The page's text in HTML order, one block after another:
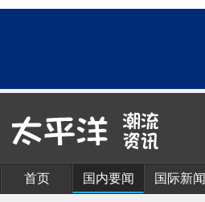
首页 国内要闻 国际新闻